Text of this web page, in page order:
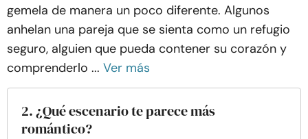
gemela de manera un poco diferente. Algunos
anhelan una pareja que se sienta como un refugio
seguro, alguien que pueda contener su corazón y
comprenderlo ... Ver más
2. ¿Qué escenario te parece más
romántico?